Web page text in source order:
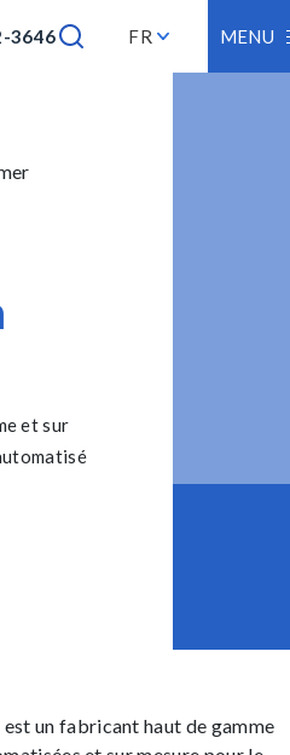
3646 FR MENU
et sur
est un fabricant haut de gamme